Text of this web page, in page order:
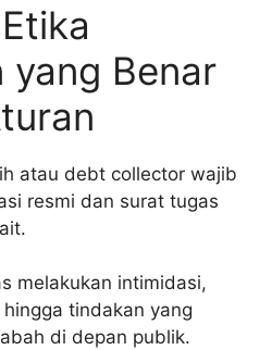
yang Benar
atau debt collector wajib
resmi dan surat tugas
melakukan intimidasi,
tindakan yang
di depan publik.